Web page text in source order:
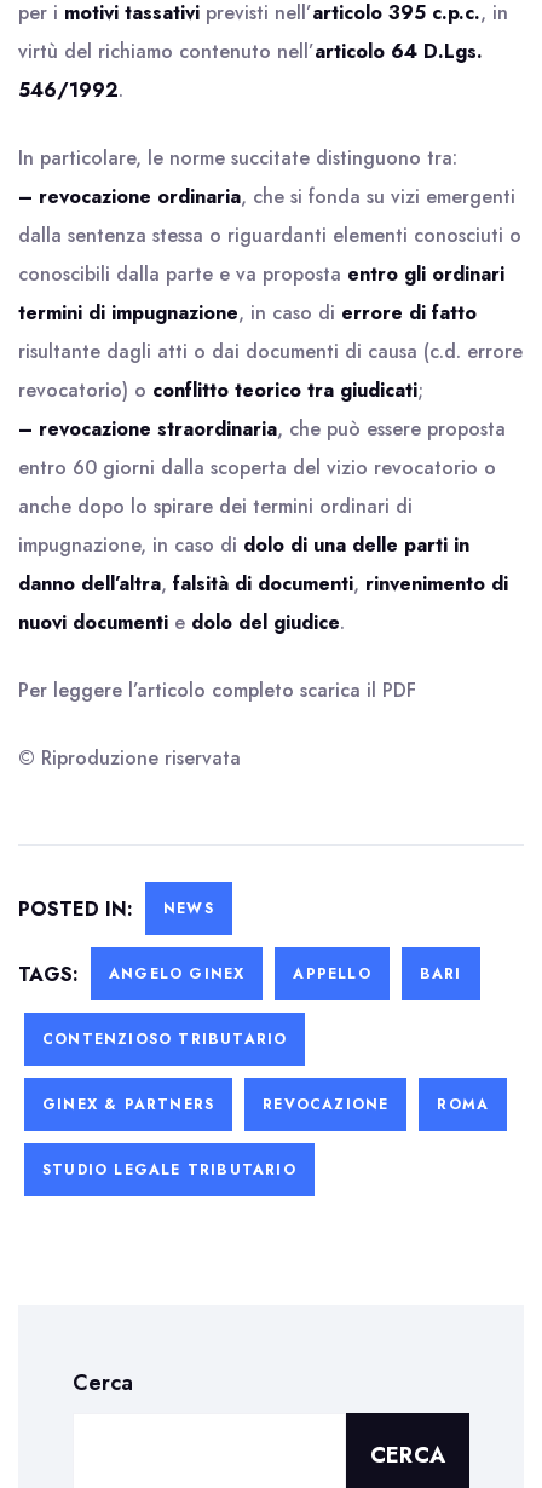
per i motivi tassativi previsti nell’articolo 395 c.p.c., in
virtù del richiamo contenuto nell’articolo 64 D.Lgs.
546/1992.
In particolare, le norme succitate distinguono tra:
– revocazione ordinaria, che si fonda su vizi emergenti
dalla sentenza stessa o riguardanti elementi conosciuti o
conoscibili dalla parte e va proposta entro gli ordinari
termini di impugnazione, in caso di errore di fatto
risultante dagli atti o dai documenti di causa (c.d. errore
revocatorio) o conflitto teorico tra giudicati;
– revocazione straordinaria, che può essere proposta
entro 60 giorni dalla scoperta del vizio revocatorio o
anche dopo lo spirare dei termini ordinari di
impugnazione, in caso di dolo di una delle parti in
danno dell’altra, falsità di documenti, rinvenimento di
nuovi documenti e dolo del giudice.
Per leggere l’articolo completo scarica il PDF
© Riproduzione riservata
POSTED IN: NEWS
TAGS: ANGELO GINEX APPELLO BARI
CONTENZIOSO TRIBUTARIO
GINEX & PARTNERS REVOCAZIONE ROMA
STUDIO LEGALE TRIBUTARIO
Cerca
CERCA